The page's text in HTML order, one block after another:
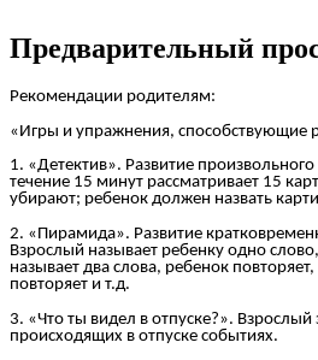
Предварительный
Рекомендации родителям:
«Игры и упражнения, способствующие
1. «Детектив». Развитие
течение 15 минут рассматривает 15
убирают; ребенок должен назвать
2. «Пирамида». Развитие
Взрослый называет ребенку одно
называет два слова, ребенок
повторяет и т.д.
3. «Что ты видел в отпуске?».
происходящих в отпуске событиях.